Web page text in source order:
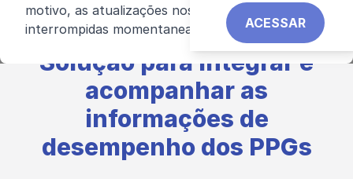
motivo, as atualizações nos indicadores foram
interrompidas momentaneamente.
ACESSAR
Solução para integrar e
acompanhar as
informações de
desempenhodos PPGs